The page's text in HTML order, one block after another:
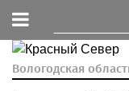
Вологодская